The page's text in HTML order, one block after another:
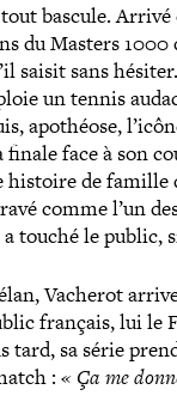
bascule.
du Masters 1000
saisit sans
un tennis
apothéose,
finale face à son
histoire de famille
comme l’un
touché le public,
Vacherot
français, lui le
tard, sa série
: « Ça me